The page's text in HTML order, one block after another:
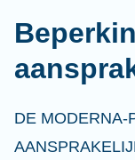
DE MODERNA-